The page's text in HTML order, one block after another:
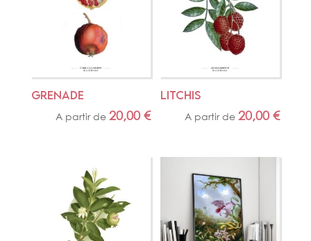
GRENADE
A partir de 20,00 €
LITCHIS
A partir de20,00€